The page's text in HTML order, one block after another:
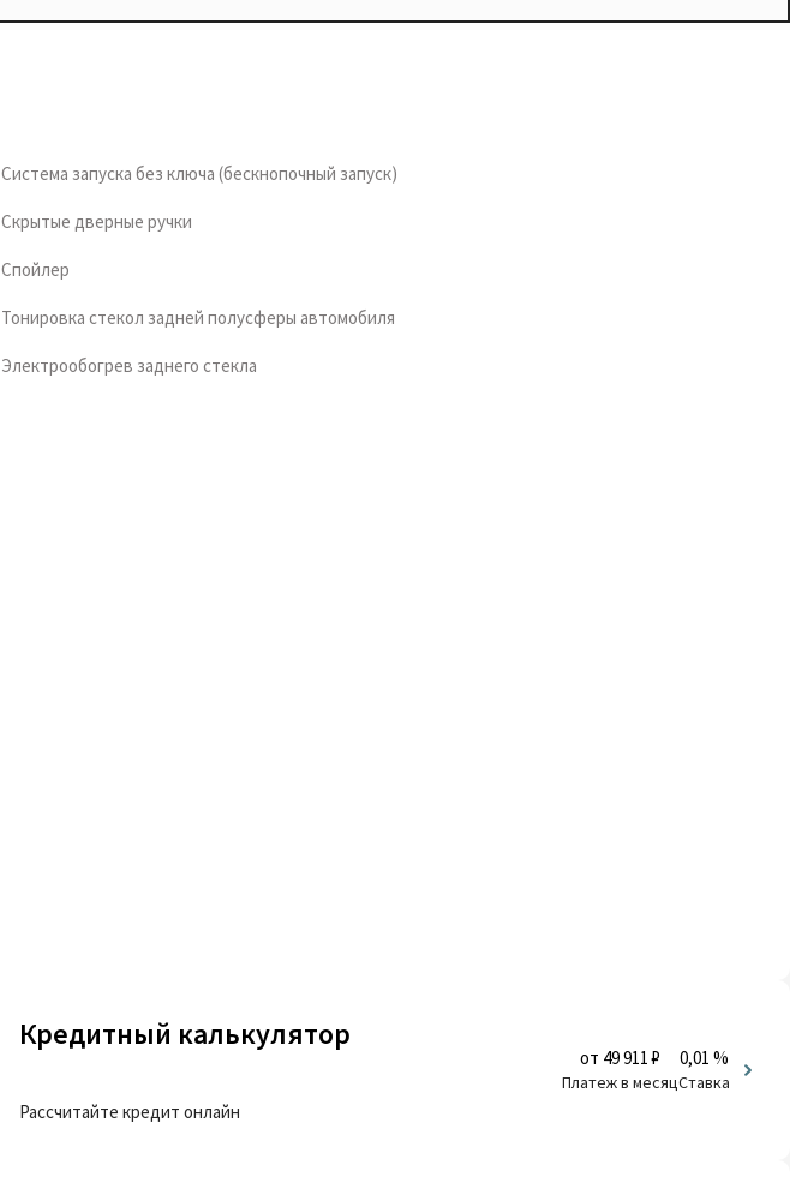
Система запуска без ключа (бескнопочный запуск)
Скрытые дверные ручки
Спойлер
Тонировка стекол задней полусферы автомобиля
Электрообогрев заднего стекла
Кредитный калькулятор
Рассчитайте кредит онлайн
от 49 911 ₽
Платеж в месяц
0,01 %
Ставка